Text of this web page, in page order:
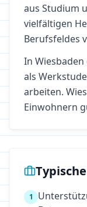
aus Studium
vielfältigen
Berufsfeldes
In Wiesbaden
als
arbeiten.
Einwohnern
1